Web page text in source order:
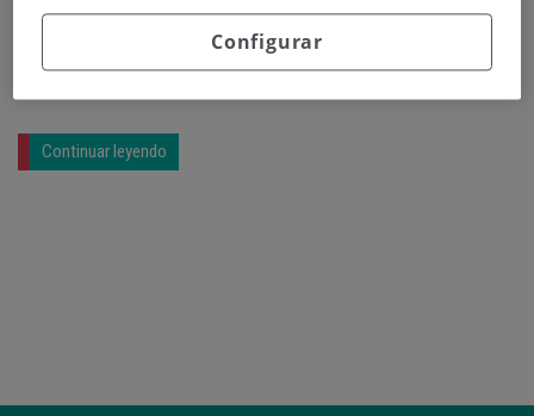
resultados y percepciones de los profesionales que
trabajan en los centros sanitarios públicos y
privados en cada una de las comunidades.
Continuar leyendo
Configurar